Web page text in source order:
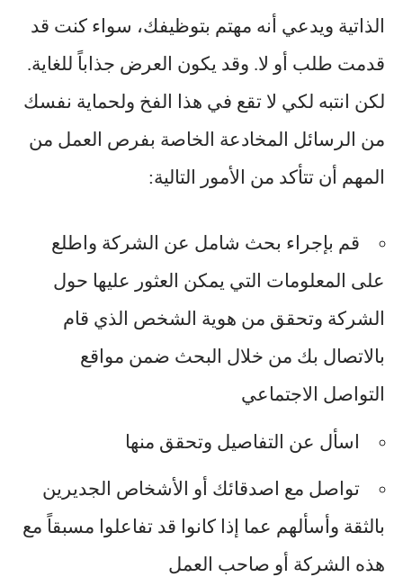
الذاتية ويدعي أنه مهتم بتوظيفك، سواء كنت قد
قدمت طلب أو لا. وقد يكون العرض جذاباً للغاية.
لكن انتبه لكي لا تقع في هذا الفخ ولحماية نفسك
من الرسائل المخادعة الخاصة بفرص العمل من
المهم أن تتأكد من الأمور التالية:
قم بإجراء بحث شامل عن الشركة واطلع
على المعلومات التي يمكن العثور عليها حول
الشركة وتحقق من هوية الشخص الذي قام
بالاتصال بك من خلال البحث ضمن مواقع
التواصل الاجتماعي
اسأل عن التفاصيل وتحقق منها
تواصل مع اصدقائك أو الأشخاص الجديرين
بالثقة وأسألهم عما إذا كانوا قد تفاعلوا مسبقاً مع
هذه الشركة أو صاحب العمل